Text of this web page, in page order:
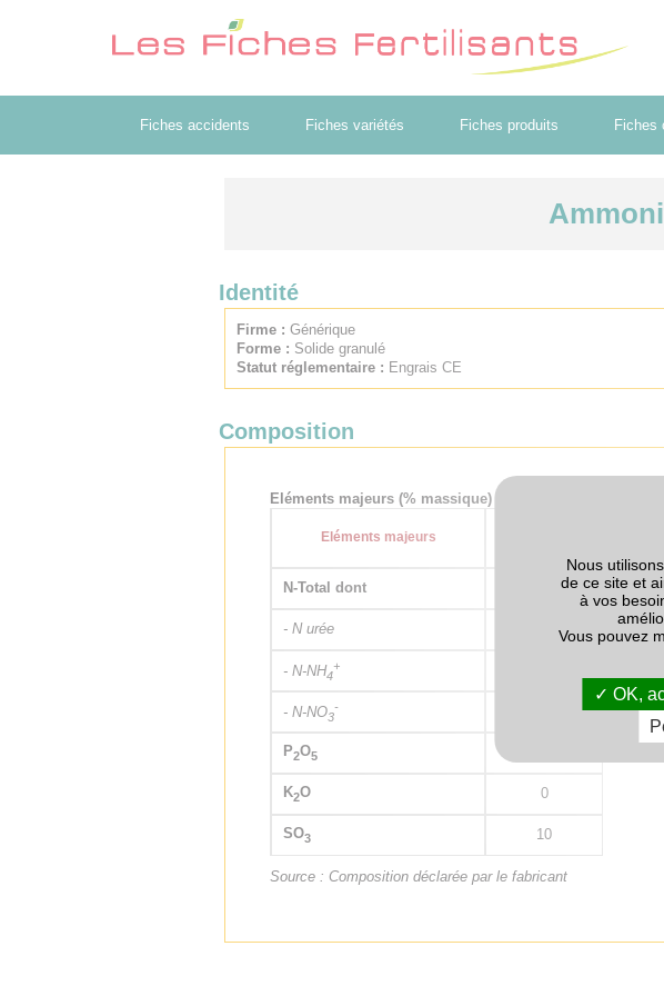
Fiches accidents Fiches variétés Fiches produits Fiches
Identité
Firme : Générique
Forme : Solide granulé
Statut réglementaire : Engrais CE
Composition
Eléments majeurs (% massique)
Eléments majeurs
N-Total dont
- N urée
- N-NH4
+
- N-NO3
-
P2O5
K2O 0
SO3 10
Source : Composition déclarée par le fabricant
Nous
de ce site et
à vos
Vous pouvez
OK,